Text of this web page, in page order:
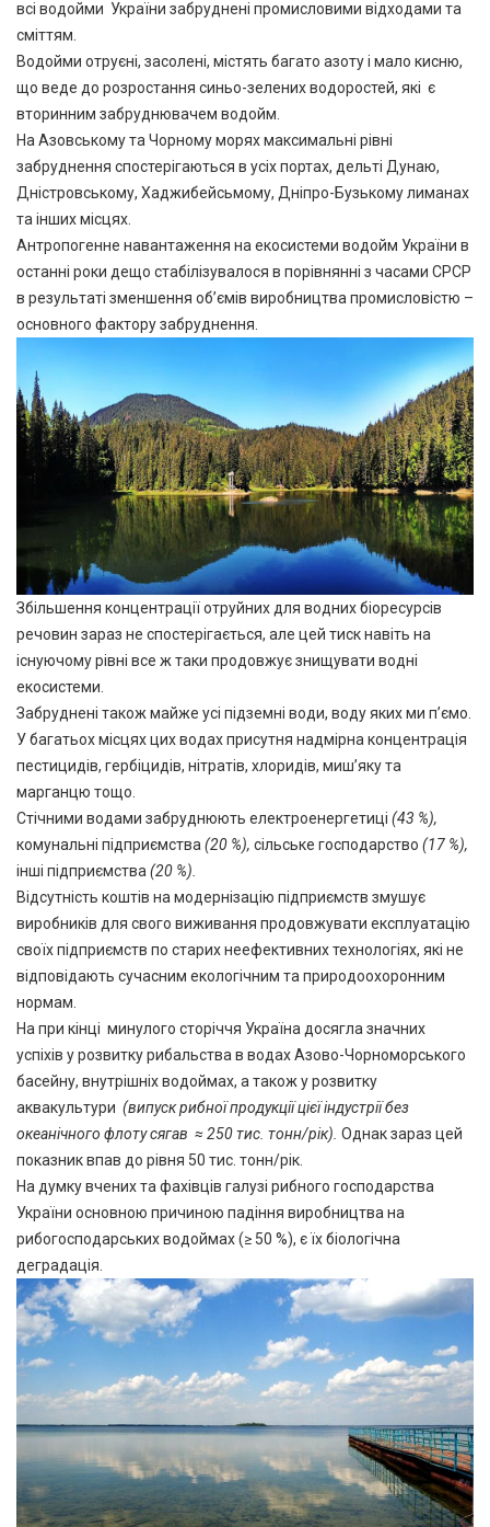
всі водойми України забруднені промисловими відходами та
сміттям.
Водойми отруєні, засолені, містять багато азоту і мало кисню,
що веде до розростання синьо-зелених водоростей, які є
вторинним забруднювачем водойм.
На Азовському та Чорному морях максимальні рівні
забруднення спостерігаються в усіх портах, дельті Дунаю,
Дністровському, Хаджибейсьмому, Дніпро-Бузькому лиманах
та інших місцях.
Антропогенне навантаження на екосистеми водойм України в
останні роки дещо стабілізувалося в порівнянні з часами СРСР
в результаті зменшення об’ємів виробництва промисловістю –
основного фактору забруднення.
Збільшення концентрації отруйних для водних біоресурсів
речовин зараз не спостерігається, але цей тиск навіть на
існуючому рівні все ж таки продовжує знищувати водні
екосистеми.
Забруднені також майже усі підземні води, воду яких ми п’ємо.
У багатьох місцях цих водах присутня надмірна концентрація
пестицидів, гербіцидів, нітратів, хлоридів, миш’яку та
марганцю тощо.
Стічними водами забруднюють електроенергетиці (43 %),
комунальні підприємства (20 %), сільське господарство (17 %),
інші підприємства (20 %).
Відсутність коштів на модернізацію підприємств змушує
виробників для свого виживання продовжувати експлуатацію
своїх підприємств по старих неефективних технологіях, які не
відповідають сучасним екологічним та природоохоронним
нормам.
На при кінці минулого сторіччя Україна досягла значних
успіхів у розвитку рибальства в водах Азово-Чорноморського
басейну, внутрішніх водоймах, а також у розвитку
аквакультури (випуск рибної продукції цієї індустрії без
океанічного флоту сягав ≈ 250 тис. тонн/рік). Однак зараз цей
показник впав до рівня 50 тис. тонн/рік.
На думку вчених та фахівців галузі рибного господарства
України основною причиною падіння виробництва на
рибогосподарських водоймах (≥ 50 %), є їх біологічна
деградація.